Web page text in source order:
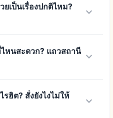
เป็นเรื่องปกติไหม?
keyboard_arrow_down
หนสะดวก? แถวสถานี keyboard_arrow_down
ฮิต? สั่งยังไงไม่ให้
keyboard_arrow_down